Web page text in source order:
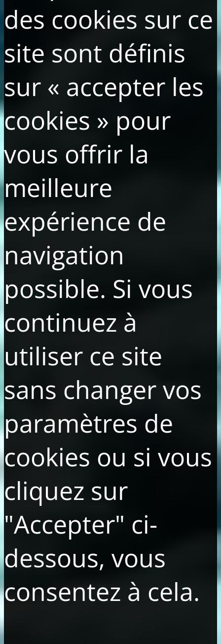
des cookies sur ce
site sont définis
sur « accepter les
cookies » pour
vous offrir la
meilleure
expérience de
navigation
possible. Si vous
continuez à
utiliser ce site
sans changer vos
paramètres de
cookies ou si vous
cliquez sur
"Accepter" ci-
dessous, vous
consentez à cela.